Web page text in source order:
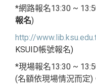
*網路報名13:30 ~
報名)
http://
KSUID帳號報名)
*現場報名13:30 ~
(名額依現場情況而定)